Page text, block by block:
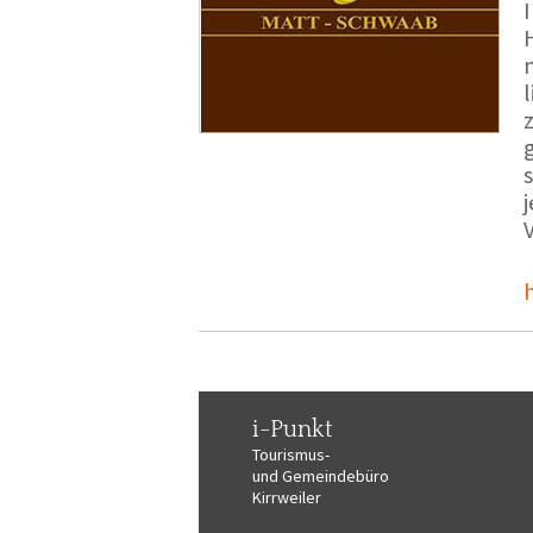
i-Punkt
Tourismus-
und Gemeindebüro
Kirrweiler